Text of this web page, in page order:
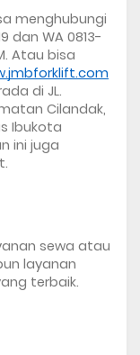
menghubungi
dan WA 0813-
Atau bisa
di JL.
Cilandak,
Ibukota
ini juga
sewa atau
layanan
terbaik.